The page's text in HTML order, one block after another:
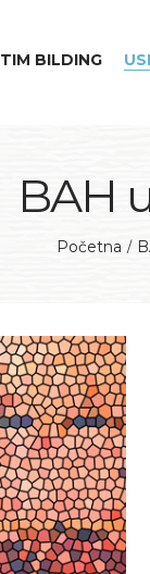
TIM BILDING
BAH
Početna /